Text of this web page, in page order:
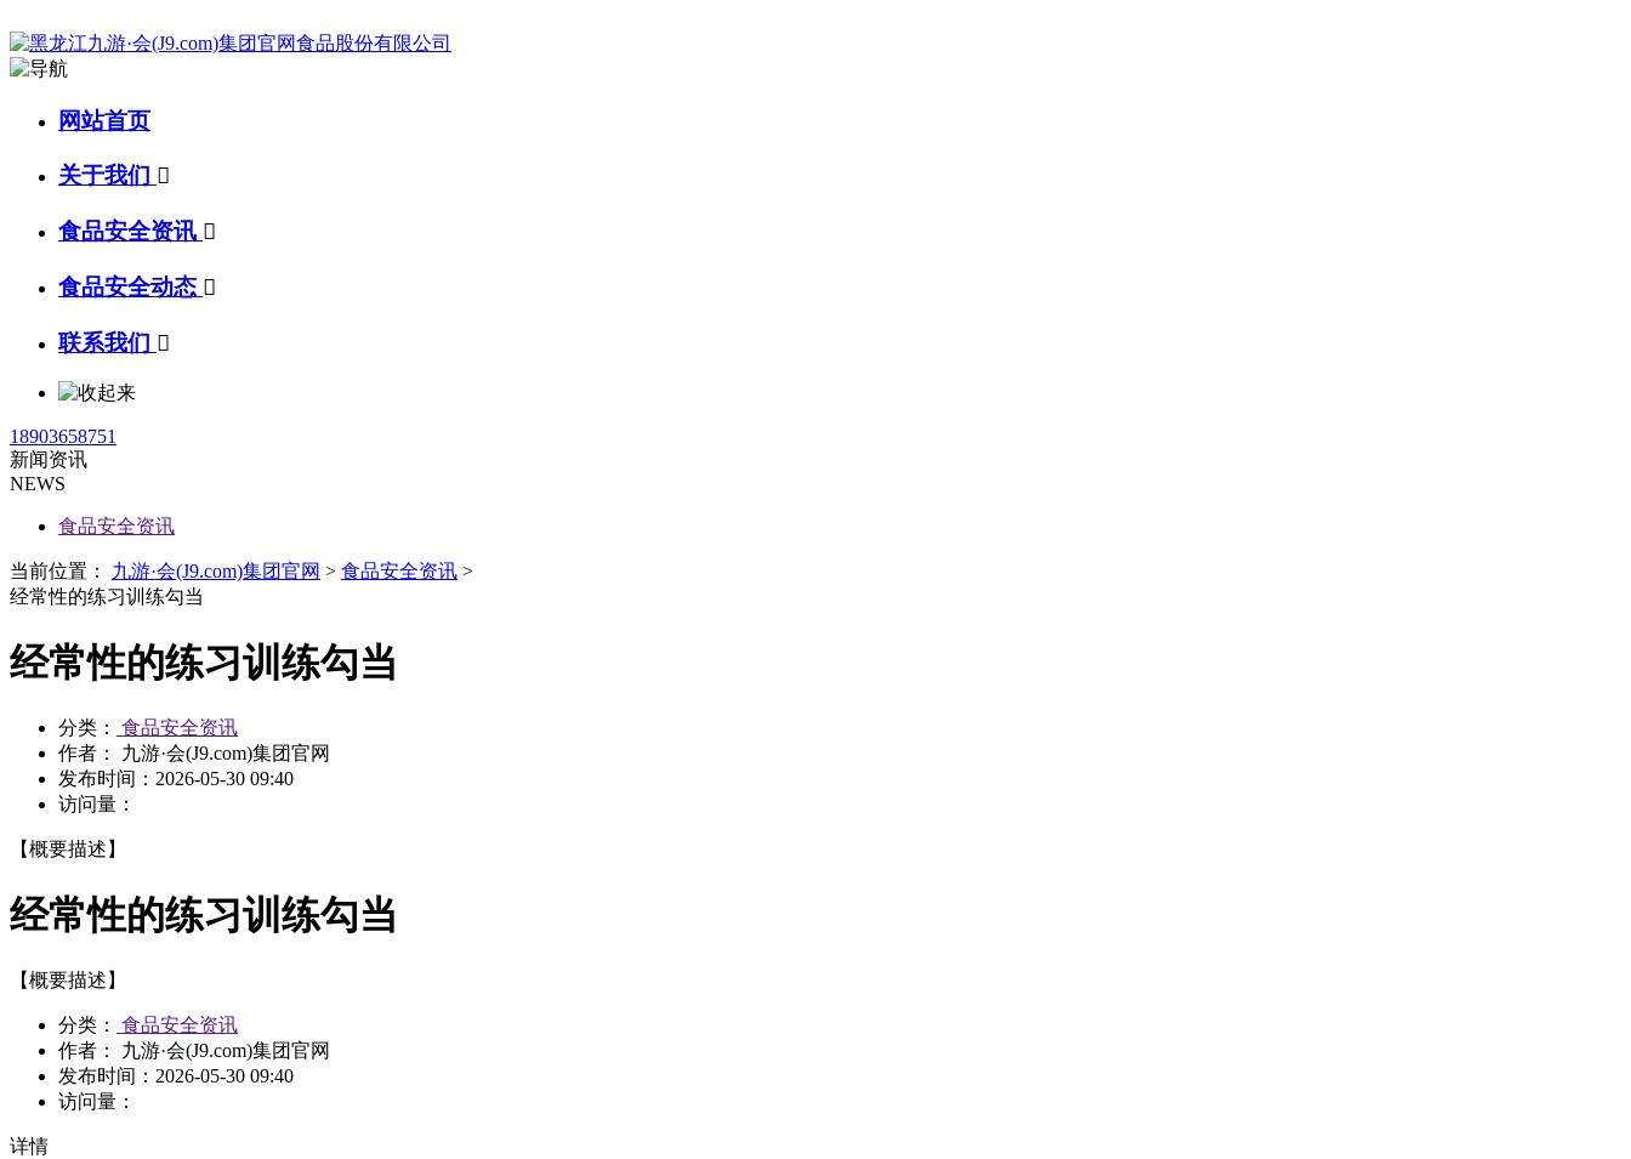
网站首页
关于我们 
食品安全资讯 
食品安全动态 
联系我们 
18903658751
新闻资讯
NEWS
食品安全资讯
当前位置： 九游·会(J9.com)集团官网 > 食品安全资讯 >
经常性的练习训练勾当
经常性的练习训练勾当
分类：
食品安全资讯
作者： 九游·会(J9.com)集团官网
发布时间： 2026-05-30 09:40
访问量：
【概要描述】
经常性的练习训练勾当
【概要描述】
分类：
食品安全资讯
作者： 九游·会(J9.com)集团官网
发布时间： 2026-05-30 09:40
访问量：
详情